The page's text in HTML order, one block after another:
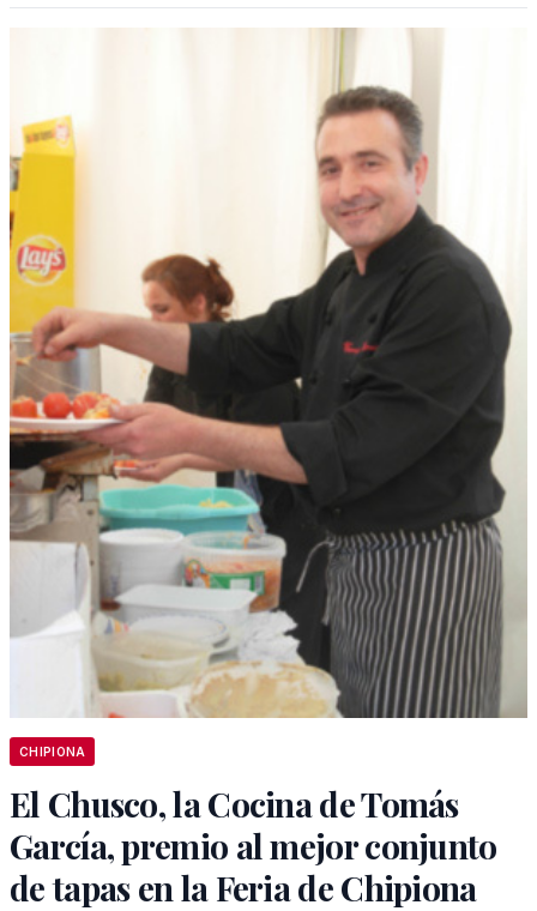
CHIPIONA
El Chusco, la Cocina de Tomás
García, premio al mejor conjunto
de tapas en la Feria de Chipiona